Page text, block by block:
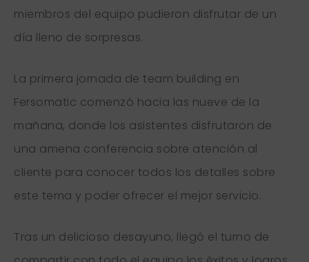
miembros del equipo pudieron disfrutar de un
día lleno de sorpresas.
La primera jornada de team building en
Fersomatic comenzó hacia las nueve de la
mañana, donde los asistentes disfrutaron de
una amena conferencia sobre atención al
cliente para conocer todos los detalles sobre
este tema y poder ofrecer el mejor servicio.
Tras un delicioso desayuno, llegó el turno de